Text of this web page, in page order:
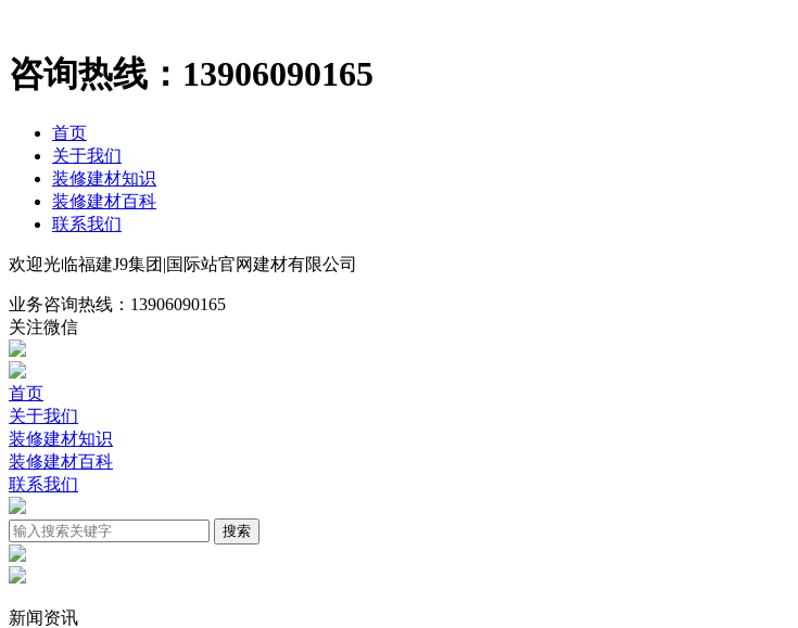
咨询热线： 13906090165
首页
关于我们
装修建材知识
装修建材百科
联系我们
欢迎光临福建J9集团|国际站官网建材有限公司
业务咨询热线： 13906090165
关注微信
首页
关于我们
装修建材知识
装修建材百科
联系我们
新闻资讯